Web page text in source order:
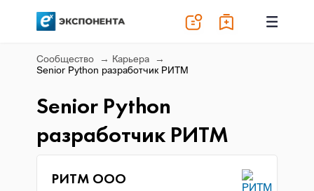
Сообщество
Карьера
Senior Python разработчик РИТМ
Senior Python
разработчик РИТМ
РИТМ ООО